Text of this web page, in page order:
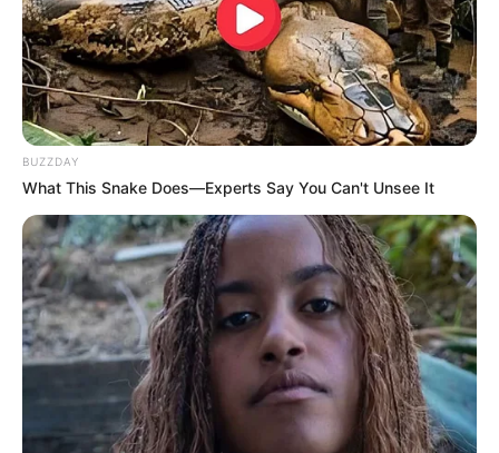
BUZZDAY
What This Snake Does—Experts Say You Can't Unsee It